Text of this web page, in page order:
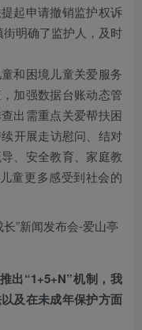
起申请撤销监护权诉
明确了监护人，及时
和困境儿童关爱服务
加强数据台账动态管
出需重点关爱帮扶困
开展走访慰问、结对
、安全教育、家庭教
童更多感受到社会的
出“1+5+N”机制，我
及在未成年保护方面